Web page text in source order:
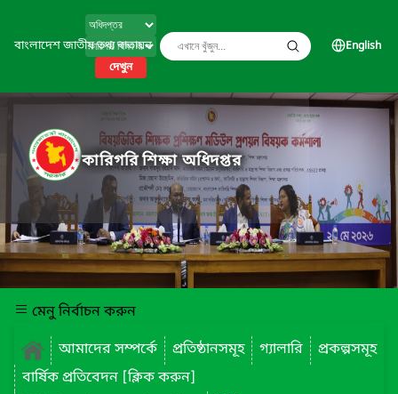
বাংলাদেশ জাতীয় তথ্য বাতায়ন
দেখুন
English
কারিগরি শিক্ষা অধিদপ্তর
মেনু নির্বাচন করুন
আমাদের সম্পর্কে
প্রতিষ্ঠানসমূহ গ্যালারি
প্রকল্পসমূহ
বার্ষিক প্রতিবেদন [ক্লিক করুন]